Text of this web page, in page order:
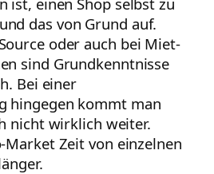
das von Grund auf.
oder auch bei Miet-
sind Grundkenntnisse
Bei einer
hingegen kommt man
nicht wirklich weiter.
Market Zeit von einzelnen